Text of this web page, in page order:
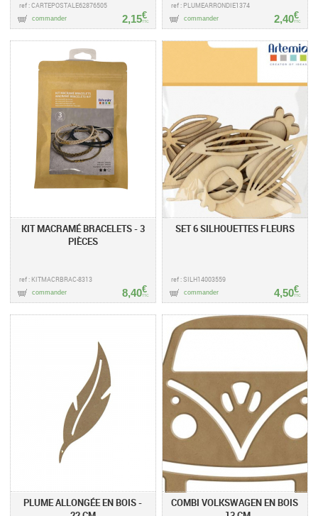
ref : CARTEPOSTALE62876505
2,15€
TTC
commander
ref : PLUMEARRONDIE1374
2,40€
TTC
commander
KIT MACRAMÉ BRACELETS - 3
PIÈCES
ref : KITMACRBRAC-8313
8,40€
TTC
commander
SET 6 SILHOUETTES FLEURS
ref : SILH14003559
4,50€
TTC
commander
PLUME ALLONGÉE EN BOIS -
COMBI VOLKSWAGEN EN BOIS